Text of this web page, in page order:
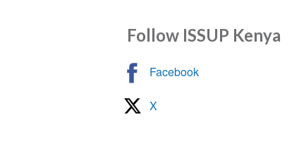
Follow ISSUP Kenya
Facebook
X